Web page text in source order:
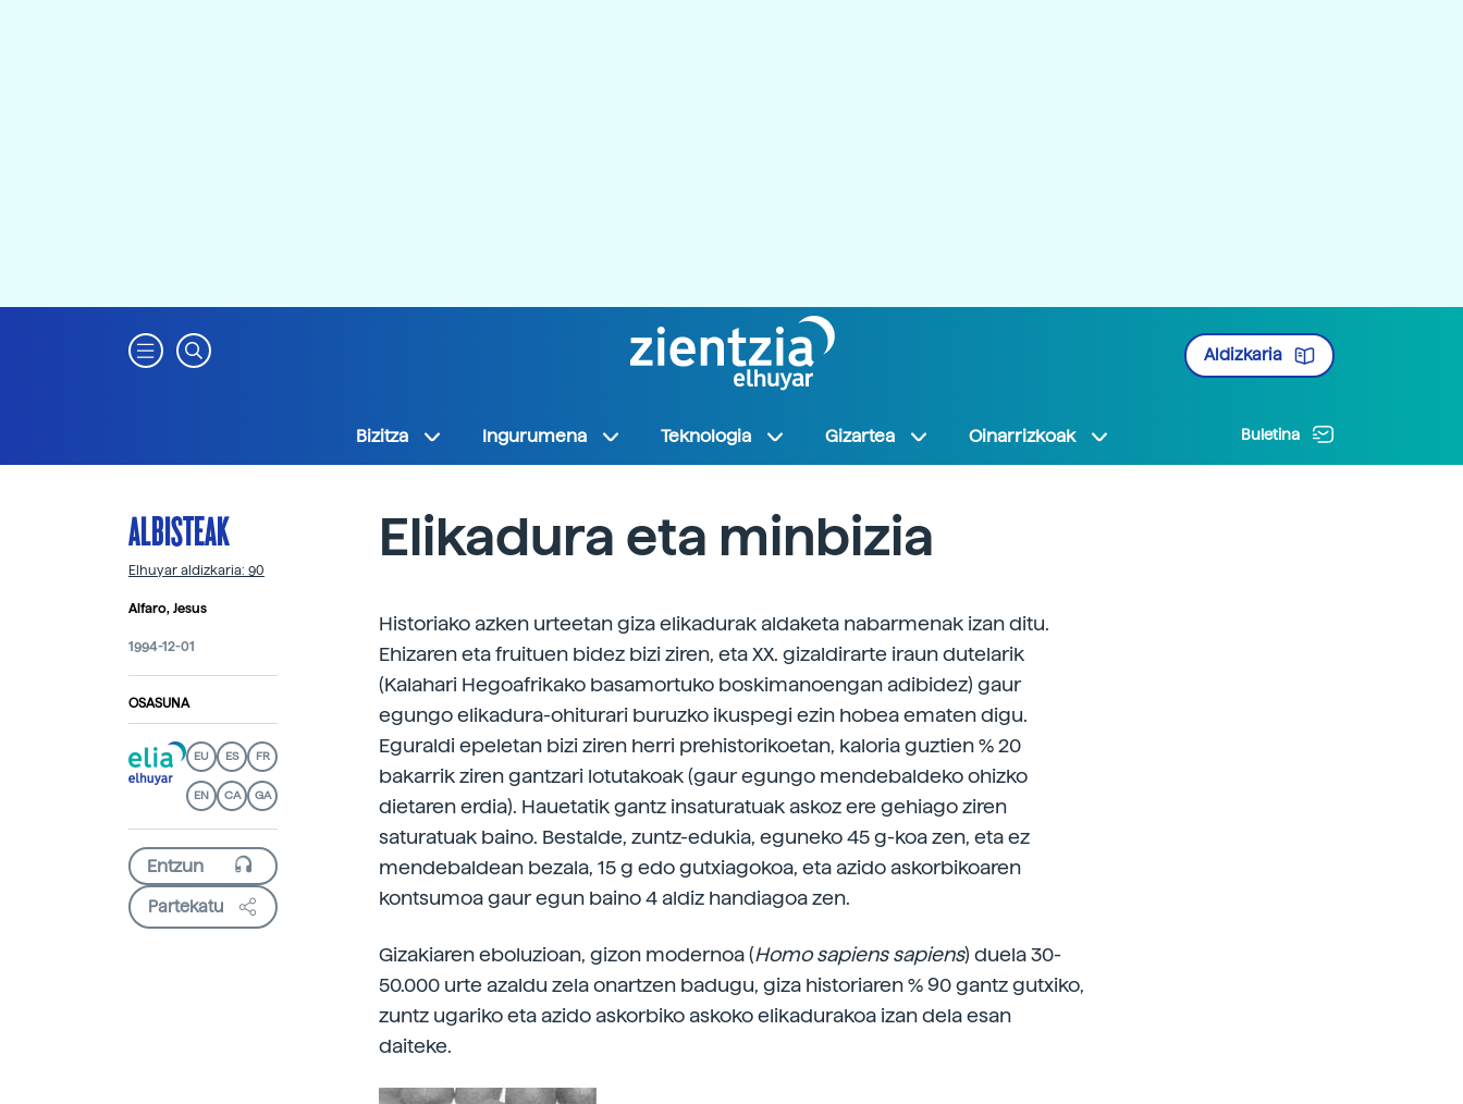
Aldizkaria
Bizitza Ingurumena Teknologia Gizartea Oinarrizkoak Buletina
ALBISTEAK
Elhuyar aldizkaria: 90
Alfaro, Jesus
1994-12-01
OSASUNA
EU ES FR
EN CA GA
Partekatu
Elikadura eta minbizia
Historiako azken urteetan giza elikadurak aldaketa nabarmenak izan ditu.
Ehizaren eta fruituen bidez bizi ziren, eta XX. gizaldirarte iraun dutelarik
(Kalahari Hegoafrikako basamortuko boskimanoengan adibidez) gaur
egungo elikadura-ohiturari buruzko ikuspegi ezin hobea ematen digu.
Eguraldi epeletan bizi ziren herri prehistorikoetan, kaloria guztien % 20
bakarrik ziren gantzari lotutakoak (gaur egungo mendebaldeko ohizko
dietaren erdia). Hauetatik gantz insaturatuak askoz ere gehiago ziren
saturatuak baino. Bestalde, zuntz-edukia, eguneko 45 g-koa zen, eta ez
mendebaldean bezala, 15 g edo gutxiagokoa, eta azido askorbikoaren
kontsumoa gaur egun baino 4 aldiz handiagoa zen.
Gizakiaren eboluzioan, gizon modernoa (Homo sapiens sapiens) duela 30-
50.000 urte azaldu zela onartzen badugu, giza historiaren % 90 gantz gutxiko,
zuntz ugariko eta azido askorbiko askoko elikadurakoa izan dela esan
daiteke.